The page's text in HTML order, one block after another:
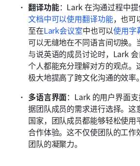
翻译功能：Lark 在沟通过程中
文档中可以使用翻译功能，也可
至在Lark会议室中也可以使用字
可以无缝地在不同语言间切换。
与说英语的成员讨论时，Lark
个人都能充分理解对方的观点。
极大地提高了跨文化沟通的效率。
多语言界面：Lark 的用户界面
据团队成员的需求进行选择。这
国家，团队成员都能够轻松使用
合作体验。这不仅使团队的工作
团队的凝聚力。